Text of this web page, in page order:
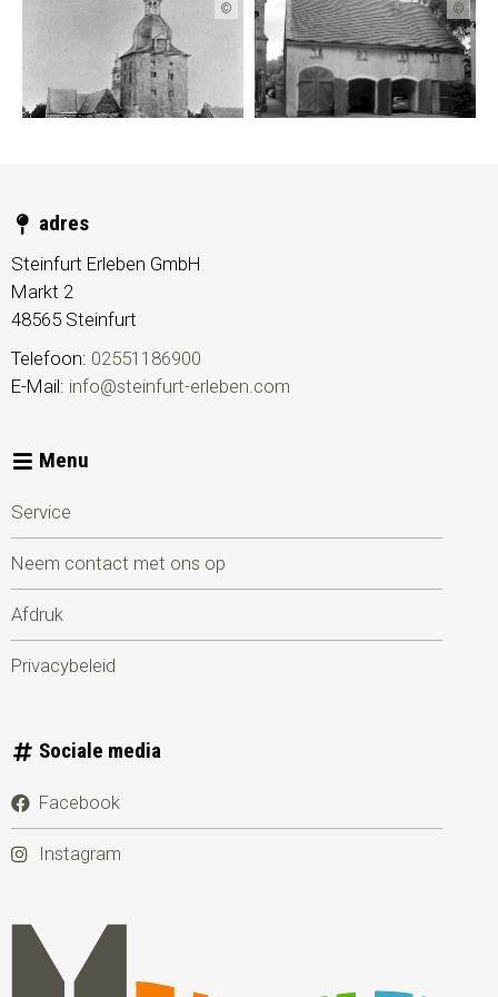
© ©
adres
Steinfurt Erleben GmbH
Markt 2
48565 Steinfurt
Telefoon: 02551186900
E-Mail: info@steinfurt-erleben.com
Menu
Service
Neem contact met ons op
Afdruk
Privacybeleid
Sociale media
Facebook
Instagram